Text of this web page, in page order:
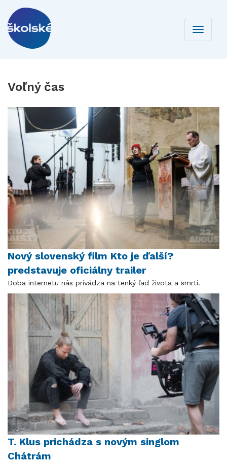
Toggle
Voľný čas
Nový slovenský film Kto je ďalší?
predstavuje oficiálny trailer
Doba internetu nás privádza na tenký ľad života a smrti.
T. Klus prichádza s novým singlom
Chátrám